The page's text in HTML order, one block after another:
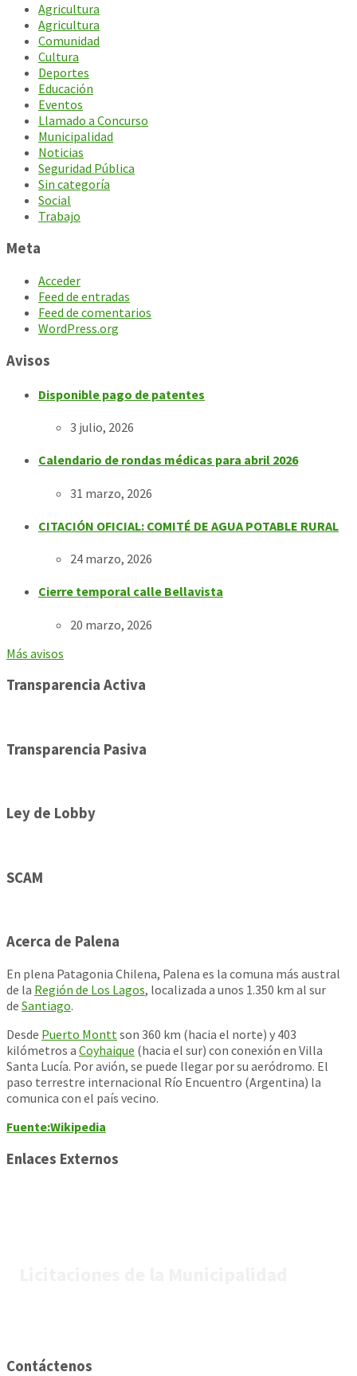
Agricultura
Agricultura
Comunidad
Cultura
Deportes
Educación
Eventos
Llamado a Concurso
Municipalidad
Noticias
Seguridad Pública
Sin categoría
Social
Trabajo
Meta
Acceder
Feed de entradas
Feed de comentarios
WordPress.org
Avisos
Disponible pago de patentes
3 julio, 2026
Calendario de rondas médicas para abril 2026
31 marzo, 2026
CITACIÓN OFICIAL: COMITÉ DE AGUA POTABLE RURAL
24 marzo, 2026
Cierre temporal calle Bellavista
20 marzo, 2026
Más avisos
Transparencia Activa
Transparencia Pasiva
Ley de Lobby
SCAM
Acerca de Palena
En plena Patagonia Chilena, Palena es la comuna más austral
de la Región de Los Lagos, localizada a unos 1.350 km al sur
de Santiago.
Desde Puerto Montt son 360 km (hacia el norte) y 403
kilómetros a Coyhaique (hacia el sur) con conexión en Villa
Santa Lucía. Por avión, se puede llegar por su aeródromo. El
paso terrestre internacional Río Encuentro (Argentina) la
comunica con el país vecino.
Fuente:Wikipedia
Enlaces Externos
Contáctenos